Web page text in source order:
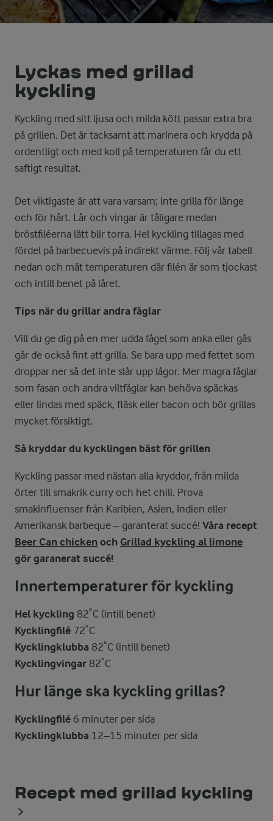
Lyckas med grillad
kyckling
Kyckling med sitt ljusa och milda kött passar extra bra
på grillen. Det är tacksamt att marinera och krydda på
ordentligt och med koll på temperaturen får du ett
saftigt resultat.
Det viktigaste är att vara varsam; inte grilla för länge
och för hårt. Lår och vingar är tåligare medan
bröstfiléerna lätt blir torra. Hel kyckling tillagas med
fördel på barbecuevis på indirekt värme. Följ vår tabell
nedan och mät temperaturen där filén är som tjockast
och intill benet på låret.
Tips när du grillar andra fåglar
Vill du ge dig på en mer udda fågel som anka eller gås
går de också fint att grilla. Se bara upp med fettet som
droppar ner så det inte slår upp lågor. Mer magra fåglar
som fasan och andra viltfåglar kan behöva späckas
eller lindas med späck, fläsk eller bacon och bör grillas
mycket försiktigt.
Så kryddar du kycklingen bäst för grillen
Kyckling passar med nästan alla kryddor, från milda
örter till smakrik curry och het chili. Prova
smakinfluenser från Karibien, Asien, Indien eller
Amerikansk barbeque – garanterat succé! Våra recept
Beer Can chickenoch Grillad kyckling al limone
gör garanerat succé!
Innertemperaturer för kyckling
Hel kyckling 82˚C (intill benet)
Kycklingfilé 72˚C
Kycklingklubba 82˚C (intill benet)
Kycklingvingar 82˚C
Hur länge ska kyckling grillas?
Kycklingfilé 6 minuter per sida
Kycklingklubba 12–15 minuter per sida
Recept med grillad kyckling